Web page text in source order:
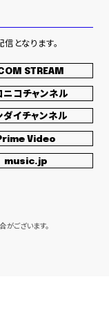
juiceのいうとおり
となります。
STREAM
ニコチャンネル
ダイチャンネル
Video
music.jp
ございます。